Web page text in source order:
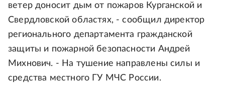
ветер доносит дым от пожаров Курганской и
Свердловской областях, - сообщил директор
регионального департамента гражданской
защиты и пожарной безопасности Андрей
Михнович. - На тушение направлены силы и
средства местного ГУ МЧС России.